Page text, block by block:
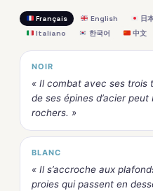
Français English 日
Italiano
한국어 中文
NOIR
« Il combat avec ses trois
de ses épines d’acier
rochers. »
BLANC
« Il s’accroche aux
proies qui passent en